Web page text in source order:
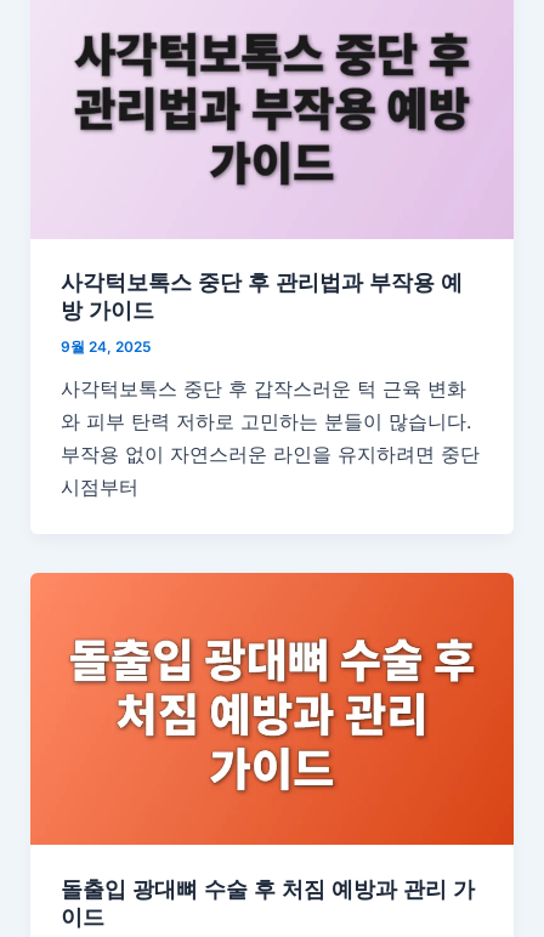
사각턱보톡스 중단 후 관리법과 부작용 예
방 가이드
9월 24, 2025
사각턱보톡스 중단 후 갑작스러운 턱 근육 변화
와 피부 탄력 저하로 고민하는 분들이 많습니다.
부작용 없이 자연스러운 라인을 유지하려면 중단
시점부터
돌출입 광대뼈 수술 후 처짐 예방과 관리 가
이드